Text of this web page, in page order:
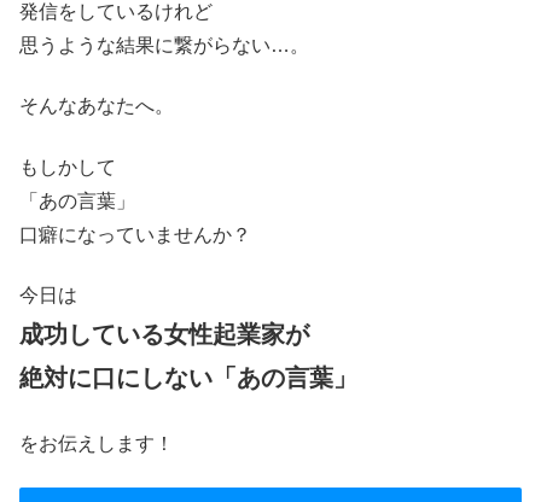
発信をしているけれど
思うような結果に繋がらない…。
そんなあなたへ。
もしかして
「あの言葉」
口癖になっていませんか？
今日は
成功している女性起業家が
絶対に口にしない「あの言葉」
をお伝えします！